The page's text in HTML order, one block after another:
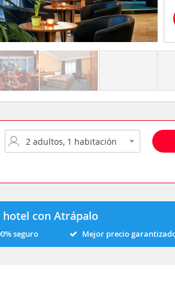
con Atrápalo
seguro Mejor precio